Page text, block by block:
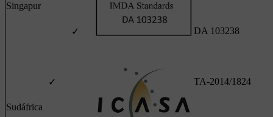
Singapur
✓ DA 103238
Sudáfrica
✓ TA-2014/1824